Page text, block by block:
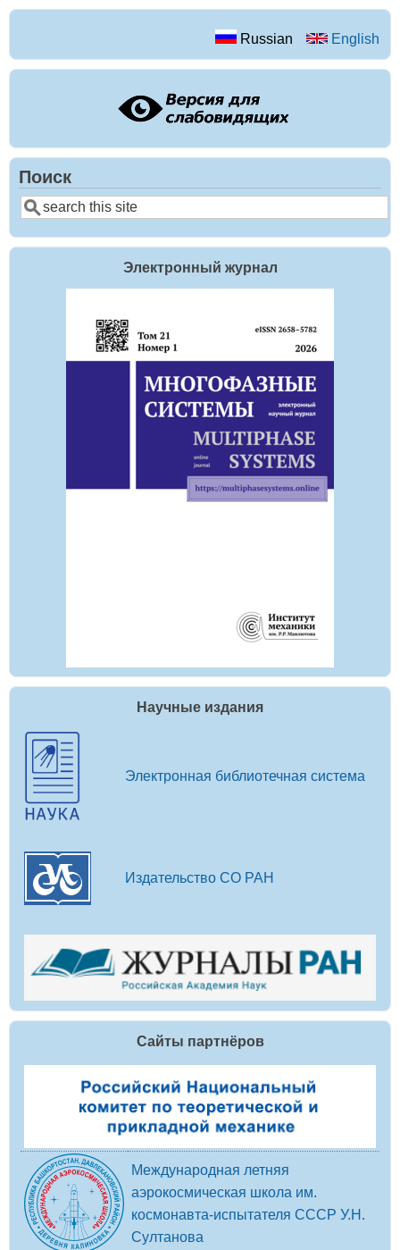
Russian English
Поиск
Поиск
Электронный журнал
Научные издания
Электронная библиотечная система
Издательство СО РАН
Сайты партнёров
Международная летняя
аэрокосмическая школа им.
космонавта-испытателя СССР У.Н.
Султанова